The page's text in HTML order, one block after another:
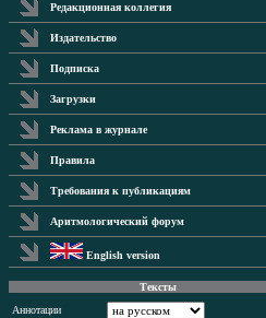
Редакционная коллегия
Издательство
Подписка
Загрузки
Реклама в журнале
Правила
Требования к публикациям
Аритмологический форум
English version
Тексты
Аннотации